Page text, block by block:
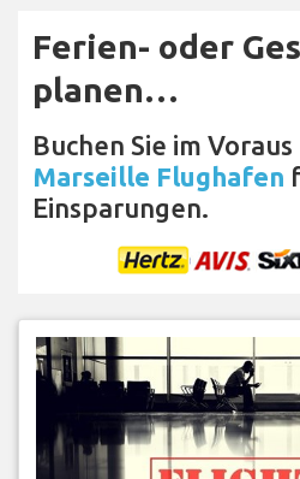
Ferien- oder
planen…
Buchen Sie im Voraus
Marseille Flughafen
Einsparungen.